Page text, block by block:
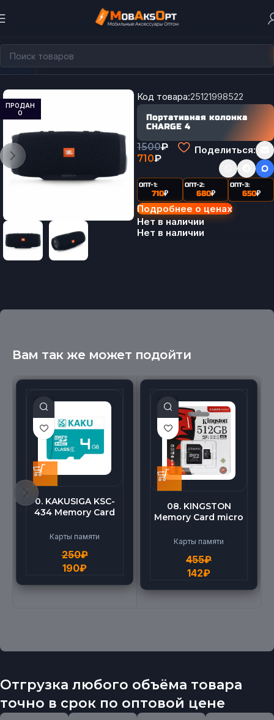
Главная Держатели для телефона
ПРОДАН
О
Код товара:25121998522
Портативная колонка
CHARGE 4
1500₽
710₽
Поделиться:
ОПТ-1:
710₽
ОПТ-2:
680₽
ОПТ-3:
650₽
Подробнее о ценах
Нет в наличии
Нет в наличии
Вам так же может подойти
0. KAKUSIGA KSC-
434 Memory Card
High Speed (4G)
Карты памяти
250₽
190₽
08. KINGSTON
Memory Card micro
Карты памяти
455₽
142₽
Отгрузка любого объёма товара
точно в срок по оптовой цене